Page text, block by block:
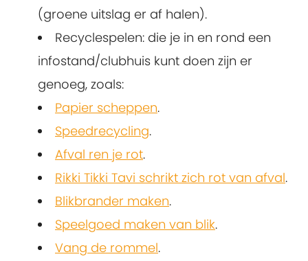
(groene uitslag er af halen).
Recyclespelen: die je in en rond een
infostand/clubhuis kunt doen zijn er
genoeg, zoals:
Papier scheppen.
Speedrecycling.
Afval ren je rot.
Rikki Tikki Tavi schrikt zich rot van afval.
Blikbrander maken.
Speelgoed maken van blik.
Vang de rommel.